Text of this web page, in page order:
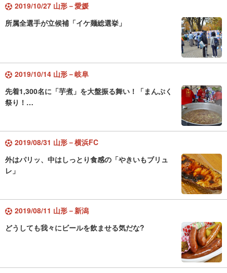
2019/10/27 山形－愛媛
所属全選手が立候補「イケ麺総選挙」
2019/10/14 山形－岐阜
先着1,300名に「芋煮」を大盤振る舞い！「まんぷく
祭り！…
2019/08/31 山形－横浜FC
外はパリッ、中はしっとり食感の「やきいもブリュ
レ」
2019/08/11 山形－新潟
どうしても我々にビールを飲ませる気だな?